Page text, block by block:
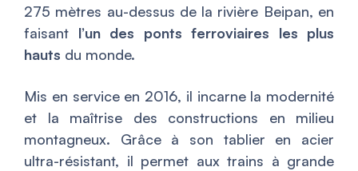
275 mètres au-dessus de la rivière Beipan, en
faisant l’un des ponts ferroviaires les plus
hauts du monde.
Mis en service en 2016, il incarne la modernité
et la maîtrise des constructions en milieu
montagneux. Grâce à son tablier en acier
ultra-résistant, il permet aux trains à grande